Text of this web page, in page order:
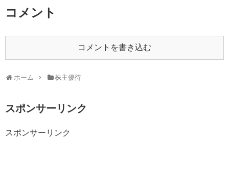
コメント
コメントを書き込む
ホーム 株主優待
スポンサーリンク
スポンサーリンク